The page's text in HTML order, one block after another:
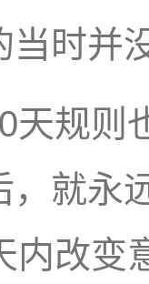
当时并
天规则
，就永
内改变